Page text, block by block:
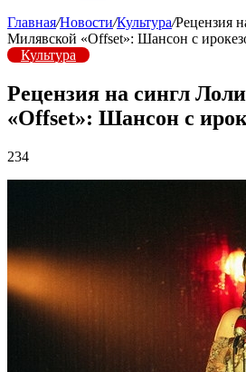
Главная/Новости/Культура/Рецензия
Милявской «Offset»: Шансон с
Культура
Рецензия на сингл
«Offset»: Шансон с
234